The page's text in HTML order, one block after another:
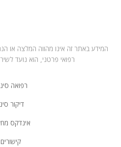
המידע באתר זה אינו מהווה המלצה או
רפואי פרטני, הוא נועד
רפואה
דיקור
אינדקס
קישורים